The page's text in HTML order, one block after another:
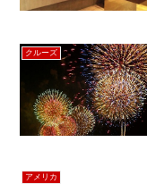
クルーズ
アメリカ